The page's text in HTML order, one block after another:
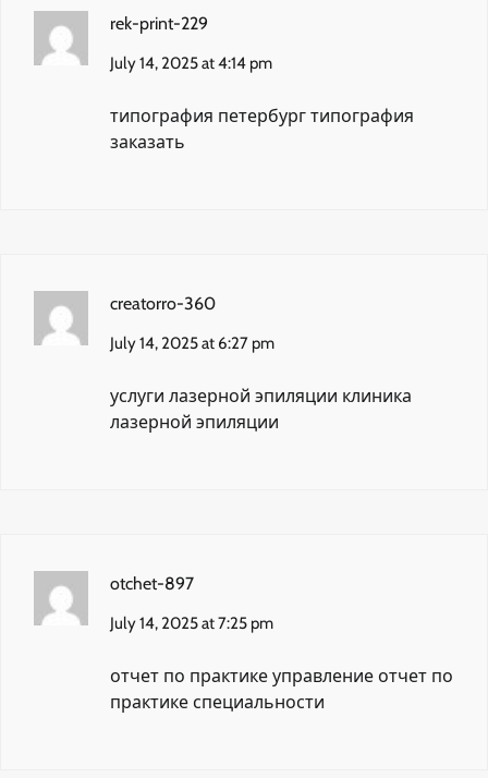
rek-print-229
July 14, 2025 at 4:14 pm
типография петербургтипография
заказать
creatorro-360
July 14, 2025 at 6:27 pm
услуги лазерной эпиляции клиника
лазерной эпиляции
otchet-897
July 14, 2025 at 7:25 pm
отчет по практике управлениеотчет по
практике специальности